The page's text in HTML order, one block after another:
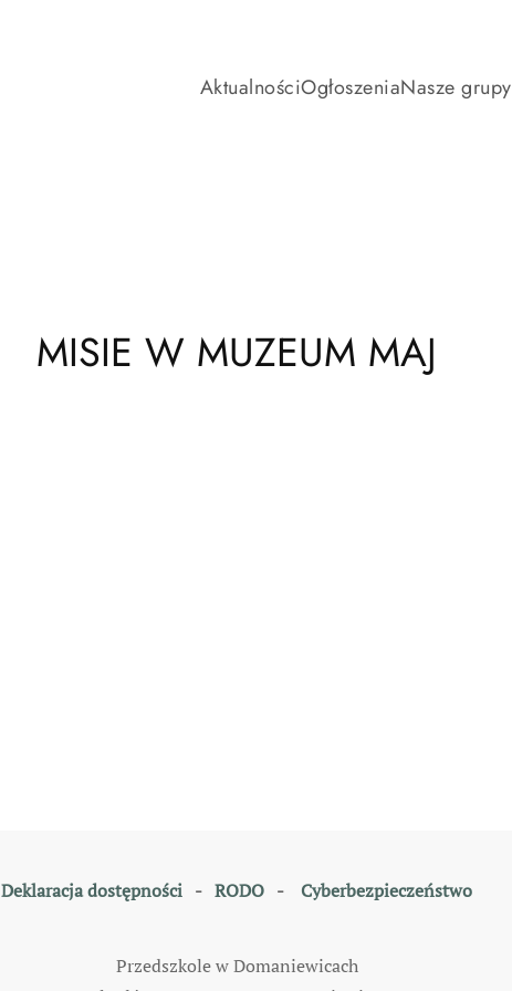
AktualnościOgłoszeniaNasze grupy
MISIE W MUZEUM MAJ
Deklaracja dostępności - RODO - Cyberbezpieczeństwo
Przedszkole w Domaniewicach